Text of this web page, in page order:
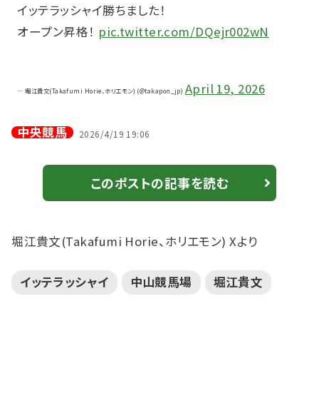
イッテラッシャイ勝ちました！
オープン昇格！ pic.twitter.com/DQejr002wN
— 堀江貴文(Takafumi Horie、ホリエモン) (@takapon_jp) April 19, 2026
中央競馬 2026/4/19 19:06
このポストの記事を読む
堀江貴文(Takafumi Horie、ホリエモン) Xより
イッテラッシャイ 中山競馬場 堀江貴文